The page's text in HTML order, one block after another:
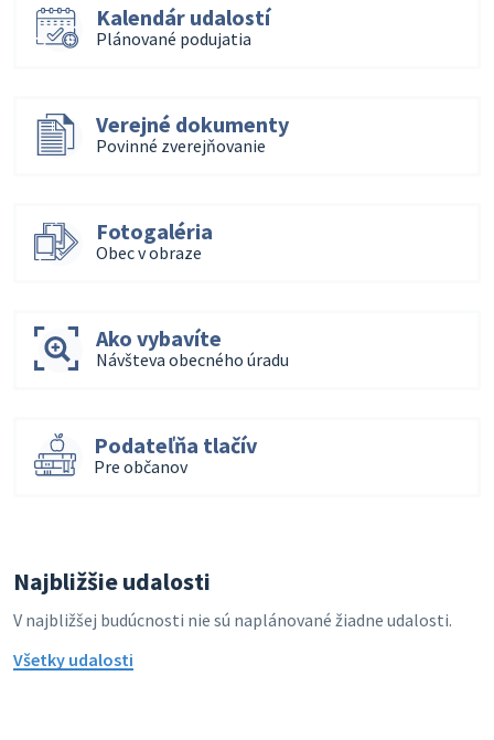
Kalendár udalostí
Plánované podujatia
Verejné dokumenty
Povinné zverejňovanie
Fotogaléria
Obec v obraze
Ako vybavíte
Návšteva obecného úradu
Podateľňa tlačív
Pre občanov
Najbližšie udalosti
V najbližšej budúcnosti nie sú naplánované žiadne udalosti.
Všetky udalosti